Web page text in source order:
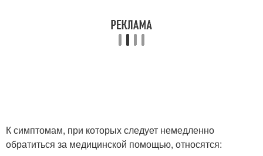
К симптомам, при которых следует немедленно
обратиться за медицинской помощью, относятся: